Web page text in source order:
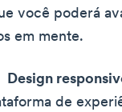
você poderá
em mente.
Design
de